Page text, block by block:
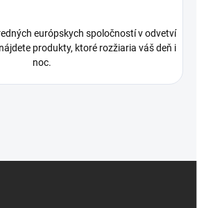
európskych spoločností v odvetví
produkty, ktoré rozžiaria váš deň i
noc.